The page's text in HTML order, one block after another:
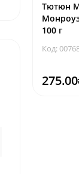
Тютюн
100 г
Код: